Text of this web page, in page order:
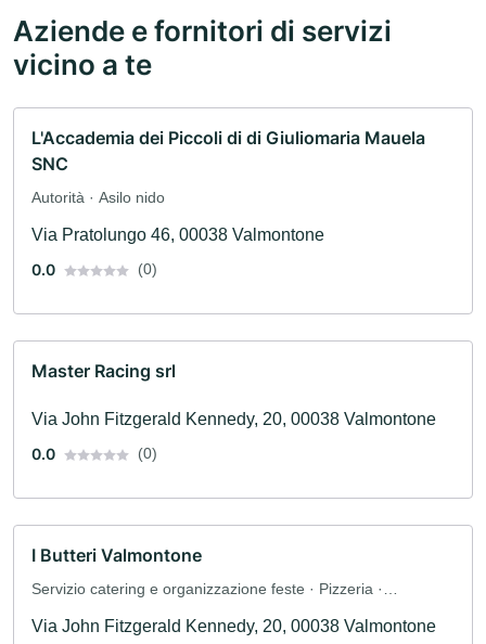
Aziende e fornitori di servizi
vicino a te
L'Accademia dei Piccoli di di Giuliomaria Mauela
SNC
Autorità · Asilo nido
Via Pratolungo 46, 00038 Valmontone
0.0
(0)
Master Racing srl
Via John Fitzgerald Kennedy, 20, 00038 Valmontone
0.0
(0)
I Butteri Valmontone
Servizio catering e organizzazione feste · Pizzeria ·
Via John Fitzgerald Kennedy, 20, 00038 Valmontone